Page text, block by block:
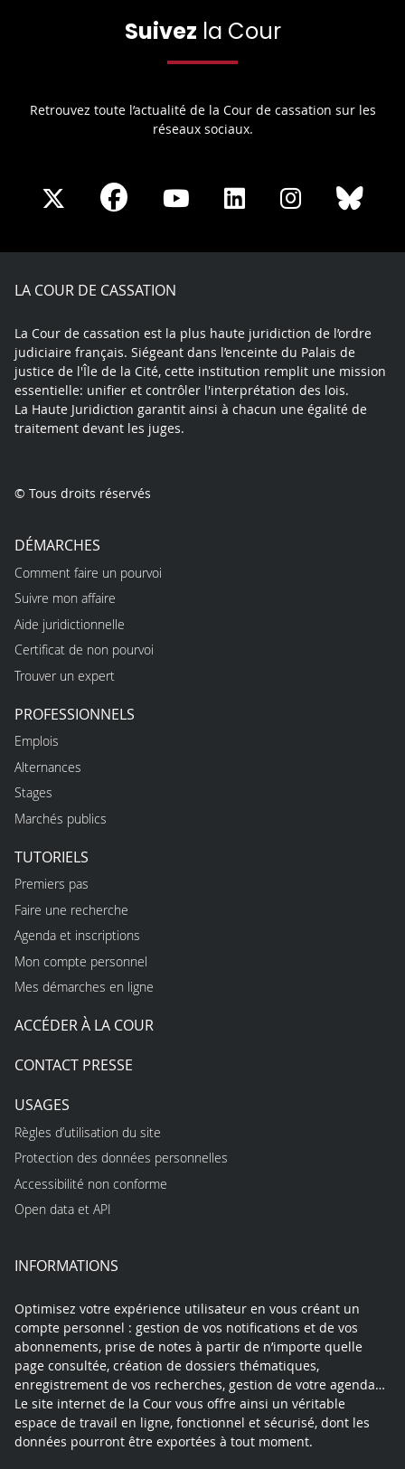
Suivez la Cour
Retrouvez toute l’actualité de la Cour de cassation sur les
réseaux sociaux.
Share
X
Share
Facebook
Share
Youtube
Share
LinkedIn
Share
Instagram
LA COUR DE CASSATION
La Cour de cassation est la plus haute juridiction de l’ordre
judiciaire français. Siégeant dans l’enceinte du Palais de
justice de l'Île de la Cité, cette institution remplit une mission
essentielle: unifier et contrôler l'interprétation des lois.
La Haute Juridiction garantit ainsi à chacun une égalité de
traitement devant les juges.
© Tous droits réservés
DÉMARCHES
Comment faire un pourvoi
Suivre mon affaire
Aide juridictionnelle
Certificat de non pourvoi
Trouver un expert
PROFESSIONNELS
Emplois
Alternances
Stages
Marchés publics
TUTORIELS
Premiers pas
Faire une recherche
Agenda et inscriptions
Mon compte personnel
Mes démarches en ligne
ACCÉDER À LA COUR
CONTACT PRESSE
USAGES
Règles d’utilisation du site
Protection des données personnelles
Accessibilité non conforme
Open data et API
INFORMATIONS
Optimisez votre expérience utilisateur en vous créant un
compte personnel : gestion de vos notifications et de vos
abonnements, prise de notes à partir de n’importe quelle
page consultée, création de dossiers thématiques,
enregistrement de vos recherches, gestion de votre agenda…
Le site internet de la Cour vous offre ainsi un véritable
espace de travail en ligne, fonctionnel et sécurisé, dont les
données pourront être exportées à tout moment.